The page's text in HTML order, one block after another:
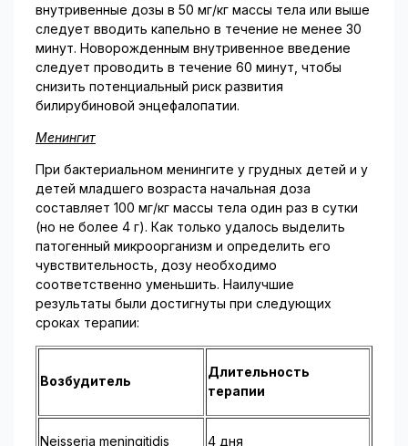
внутривенные дозы в 50 мг/кг массы тела или выше
следует вводить капельно в течение не менее 30
минут. Новорожденным внутривенное введение
следует проводить в течение 60 минут, чтобы
снизить потенциальный риск развития
билирубиновой энцефалопатии.
Менингит
При бактериальном менингите у грудных детей и у
детей младшего возраста начальная доза
составляет 100 мг/кг массы тела один раз в сутки
(но не более 4 г). Как только удалось выделить
патогенный микроорганизм и определить его
чувствительность, дозу необходимо
соответственно уменьшить. Наилучшие
результаты были достигнуты при следующих
сроках терапии:
Возбудитель
Длительность
терапии
Neisseria meningitidis 4 дня